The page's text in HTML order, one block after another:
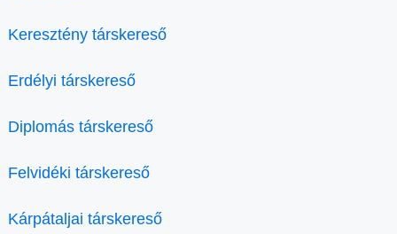
Keresztény társkereső
Erdélyi társkereső
Diplomás társkereső
Felvidéki társkereső
Kárpátaljai társkereső